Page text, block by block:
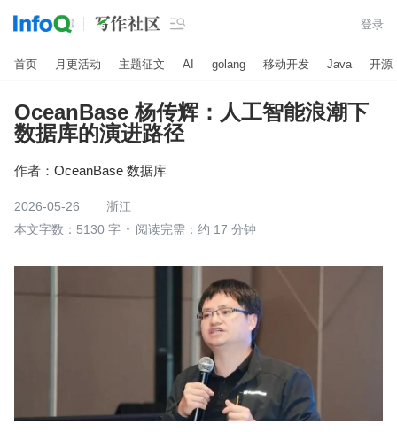
 登录
首页 月更活动 主题征文 AI golang 移动开发 Java 开源
OceanBase 杨传辉：人工智能浪潮下
数据库的演进路径
作者： OceanBase 数据库
2026-05-26
浙江
本文字数：5130 字
阅读完需：约 17 分钟